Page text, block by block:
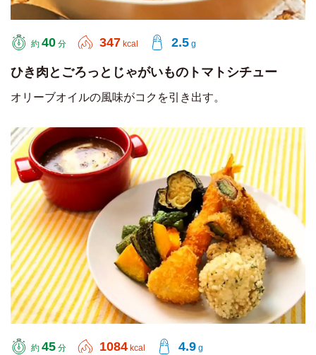
約 40 分 347 kcal 2.5 g
ひき肉とごろっとじゃがいものトマトシチュー
オリーブオイルの風味がコクを引き出す。
約 45 分 1084 kcal 4.9 g